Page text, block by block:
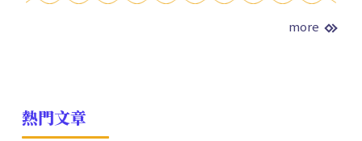
more
熱門文章